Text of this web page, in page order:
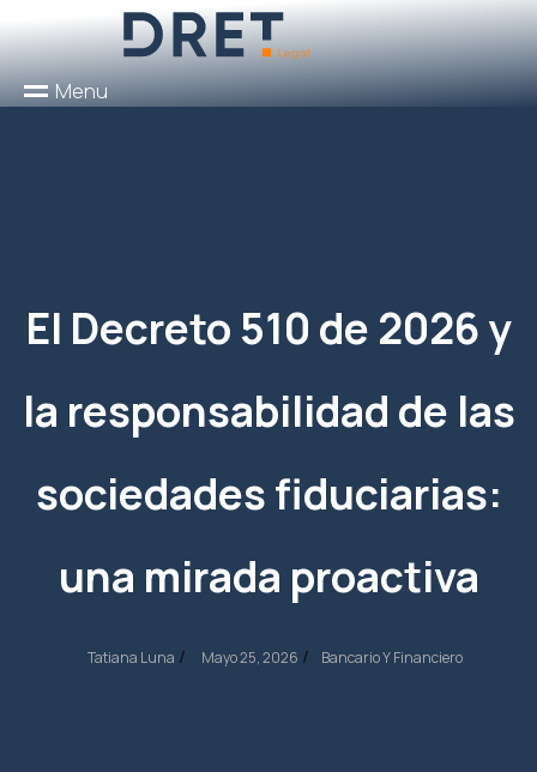
Menu
El Decreto 510 de 2026 y
la responsabilidad de las
sociedades fiduciarias:
una mirada proactiva
Tatiana Luna / Mayo 25, 2026 / Bancario Y Financiero